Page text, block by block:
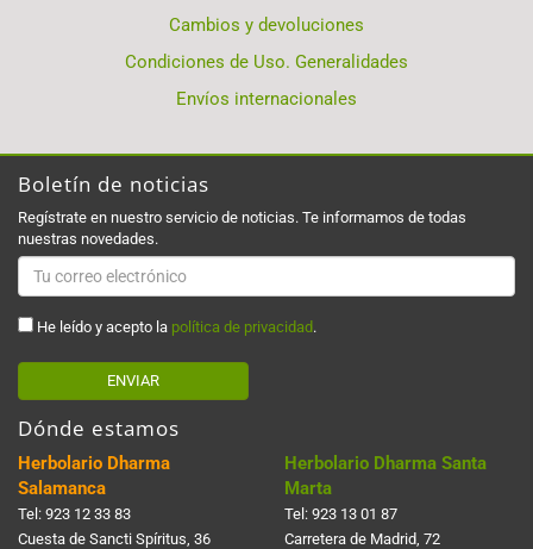
Cambios y devoluciones
Condiciones de Uso. Generalidades
Envíos internacionales
Boletín de noticias
Regístrate en nuestro servicio de noticias. Te informamos de todas
nuestras novedades.
He leído y acepto la política de privacidad .
ENVIAR
Dónde estamos
Herbolario Dharma
Salamanca
Tel: 923 12 33 83
Cuesta de Sancti Spí­ritus, 36
Herbolario Dharma Santa
Marta
Tel: 923 13 01 87
Carretera de Madrid, 72